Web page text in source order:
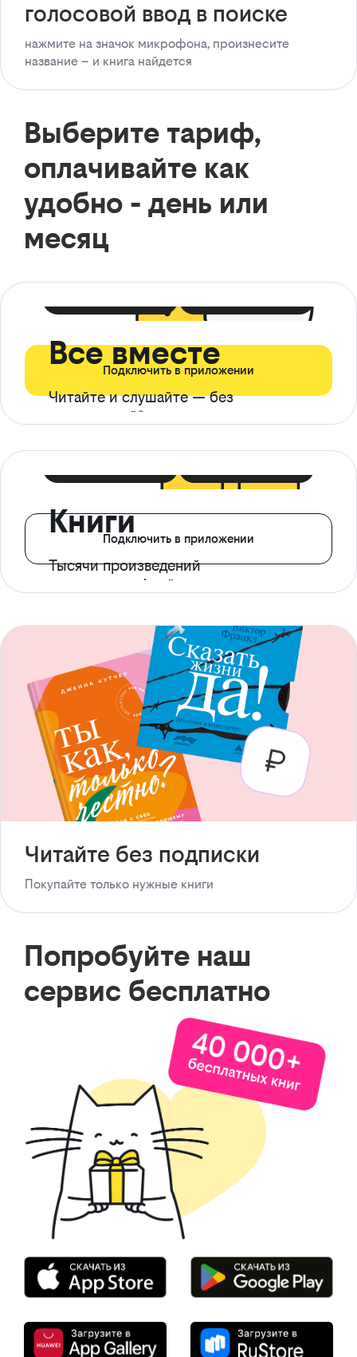
голосовой ввод в поиске
нажмите на значок микрофона, произнесите
название – и книга найдется
Выберите тариф,
оплачивайте как
удобно - день или
месяц
Все вместе
Читайте и слушайте — без
ограничений*
Подключить в приложении
Книги
Тысячи произведений
с доступом офлайн
Подключить в приложении
Читайте без подписки
Покупайте только нужные книги
Попробуйте наш
сервис бесплатно